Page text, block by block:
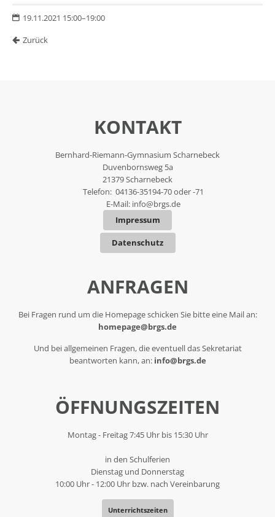
19.11.2021 15:00–19:00
Zurück
KONTAKT
Bernhard-Riemann-Gymnasium Scharnebeck
Duvenbornsweg 5a
21379 Scharnebeck
Telefon: 04136-35194-70 oder -71
E-Mail: info@brgs.de
Impressum
Datenschutz
ANFRAGEN
Bei Fragen rund um die Homepage schicken Sie bitte eine Mail an:
homepage@brgs.de
Und bei allgemeinen Fragen, die eventuell das Sekretariat
beantworten kann, an: info@brgs.de
ÖFFNUNGSZEITEN
Montag - Freitag 7:45 Uhr bis 15:30 Uhr
in den Schulferien
Dienstag und Donnerstag
10:00 Uhr - 12:00 Uhr bzw. nach Vereinbarung
Unterrichtszeiten